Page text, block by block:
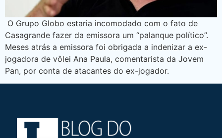
O Grupo Globo estaria incomodado com o fato de
Casagrande fazer da emissora um “palanque político”.
Meses atrás a emissora foi obrigada a indenizar a ex-
jogadora de vôlei Ana Paula, comentarista da Jovem
Pan, por conta de atacantes do ex-jogador.